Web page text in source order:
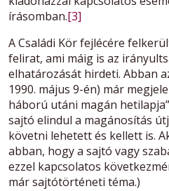
írásomban.[3]
A Családi Kör fejlécére
felirat, ami máig is az
elhatározását hirdeti. Abban
1990. május 9-én) már
háború utáni magán
sajtó elindul a magánosítás
követni lehetett és kellett is.
abban, hogy a sajtó vagy
ezzel kapcsolatos
már sajtótörténeti téma.)